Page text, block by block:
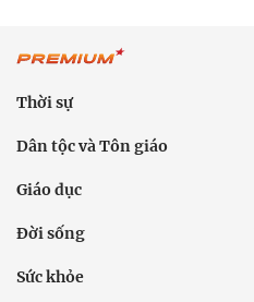
Thời sự
Dân tộc và Tôn giáo
Giáo dục
Đời sống
Sức khỏe